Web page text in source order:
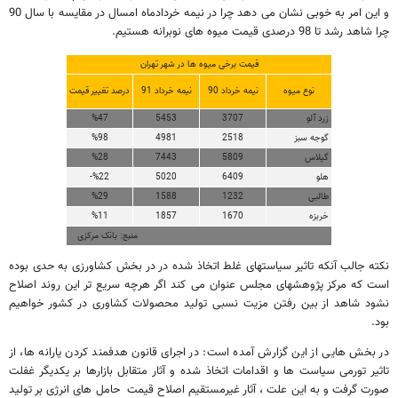
و این امر به خوبی نشان می دهد چرا در نیمه خردادماه امسال در مقایسه با سال 90
چرا شاهد رشد تا 98 درصدی قیمت میوه های نوبرانه هستیم.
قیمت برخی میوه ها در شهر تهران
نوع میوه
نیمه خرداد 90 نیمه خرداد 91 درصد تغییر قیمت
زرد آلو 3707
5453
%47
گوجه سبز
2518
4981
%98
گیلاس
5809
7443
%28
هلو
6409
5020
-%22
طالبی
1232
1588
%29
خربزه
1670
1857
%11
منبع: بانک مرکزی
نکته جالب آنکه تاثیر سیاستهای غلط اتخاذ شده در در بخش کشاورزی به حدی بوده
است که مرکز پژوهشهای مجلس عنوان می کند اگر هرچه سریع تر این روند اصلاح
نشود شاهد از بین رفتن مزیت نسبی تولید محصولات کشاوری در کشور خواهیم
بود.
در بخش هایی از این گزارش آمده است: در اجرای قانون هدفمند کردن یارانه ها، از
تاثیر تورمی سیاست ها و اقدامات اتخاذ شده و آثار متقابل بازارها بر یکدیگر غفلت
صورت گرفت و به این علت ، آثار غیرمستقیم اصلاح قیمت حامل های انرژی بر تولید